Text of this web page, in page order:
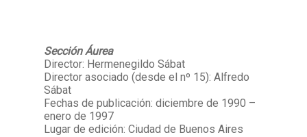
Sección Áurea
Director: Hermenegildo Sábat
Director asociado (desde el nº 15): Alfredo
Sábat
Fechas de publicación: diciembre de 1990 –
enero de 1997
Lugar de edición: Ciudad de Buenos Aires